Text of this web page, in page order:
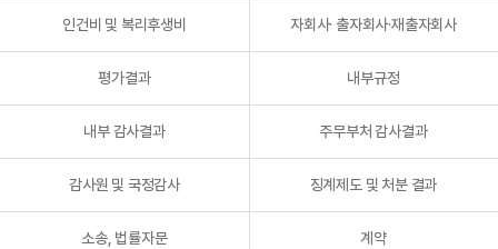
A
인건비 및 복리후생비 자회사· 출자회사·재출자회사
평가결과 내부규정
내부 감사결과 주무부처 감사결과
감사원 및 국정감사 징계제도 및 처분 결과
소송, 법률자문 계약